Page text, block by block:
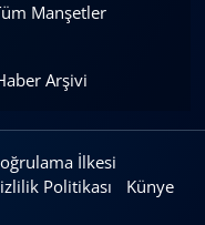
Manşetler
Arşivi
İlkesi
Politikası
Künye